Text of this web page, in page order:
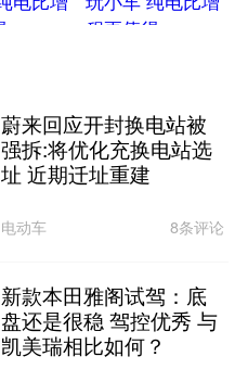
蔚来回应开封换电站被
强拆:将优化充换电站选
址 近期迁址重建
电动车 8条评论
新款本田雅阁试驾：底
盘还是很稳 驾控优秀 与
凯美瑞相比如何？